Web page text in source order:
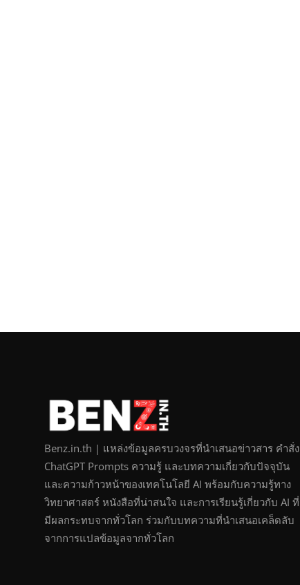
Benz.in.th | แหล่งข้อมูลครบวงจรที่นำเสนอข่าวสาร คำสั่ง
ChatGPT Prompts ความรู้ และบทความเกี่ยวกับปัจจุบัน
และความก้าวหน้าของเทคโนโลยี AI พร้อมกับความรู้ทาง
วิทยาศาสตร์ หนังสือที่น่าสนใจ และการเรียนรู้เกี่ยวกับ AI ที่
มีผลกระทบจากทั่วโลก ร่วมกับบทความที่นำเสนอเคล็ดลับ
จากการแปลข้อมูลจากทั่วโลก